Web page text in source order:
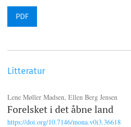
PDF
Litteratur
Lene Møller Madsen, Ellen Berg Jensen
Forelsket i det åbne land
https://doi.org/10.7146/mona.v0i3.36618